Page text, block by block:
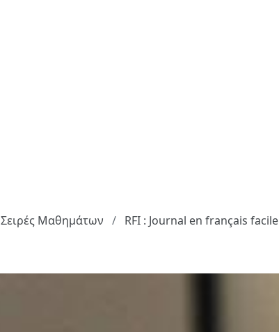
Σειρές Μαθημάτων RFI : Journal en français facile